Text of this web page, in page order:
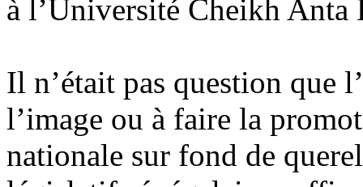
à l’Université Cheikh Anta
Il n’était pas question que
l’image ou à faire la
nationale sur fond de